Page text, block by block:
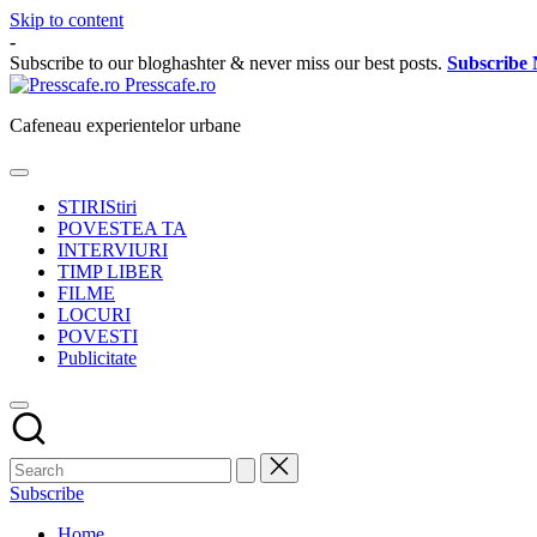
Skip to content
-
Subscribe to our bloghashter & never miss our best posts. Subscribe
Presscafe.ro
Cafeneau experientelor urbane
STIRIStiri
POVESTEA TA
INTERVIURI
TIMP LIBER
FILME
LOCURI
POVESTI
Publicitate
Subscribe